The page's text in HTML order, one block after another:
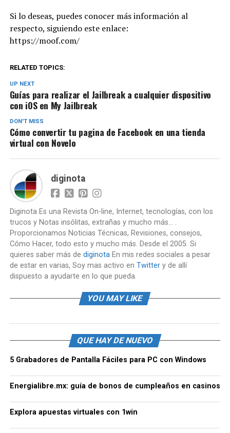
Si lo deseas, puedes conocer más información al
respecto, siguiendo este enlace:
https://moof.com/
RELATED TOPICS:
UP NEXT
Guías para realizar el Jailbreak a cualquier dispositivo
con iOS en My Jailbreak
DON'T MISS
Cómo convertir tu pagina de Facebook en una tienda
virtual con Novelo
diginota
Diginota Es una Revista On-line, Internet, tecnologías, con los
trucos y Notas insólitas, extrañas y mucho más... .
Proporcionamos Noticias Técnicas, Revisiones, consejos,
Cómo Hacer, todo esto y mucho más. Desde el 2005. Si
quieres saber más de diginotaEn mis redes sociales a pesar
de estar en varias, Soy mas activo en Twittery de allí
dispuesto a ayudarte en lo que pueda.
YOU MAY LIKE
QUE HAY DE NUEVO
5 Grabadores de Pantalla Fáciles para PC con Windows
Energialibre.mx: guía de bonos de cumpleaños en casinos
Explora apuestas virtuales con 1win